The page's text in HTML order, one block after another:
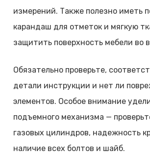
измерений. Также полезно иметь
карандаш для отметок и мягкую
защитить поверхность мебели во
Обязательно проверьте,
детали инструкции и нет ли
элементов. Особое внимание
подъемного механизма —
газовых цилиндров, надежность
наличие всех болтов и шайб.